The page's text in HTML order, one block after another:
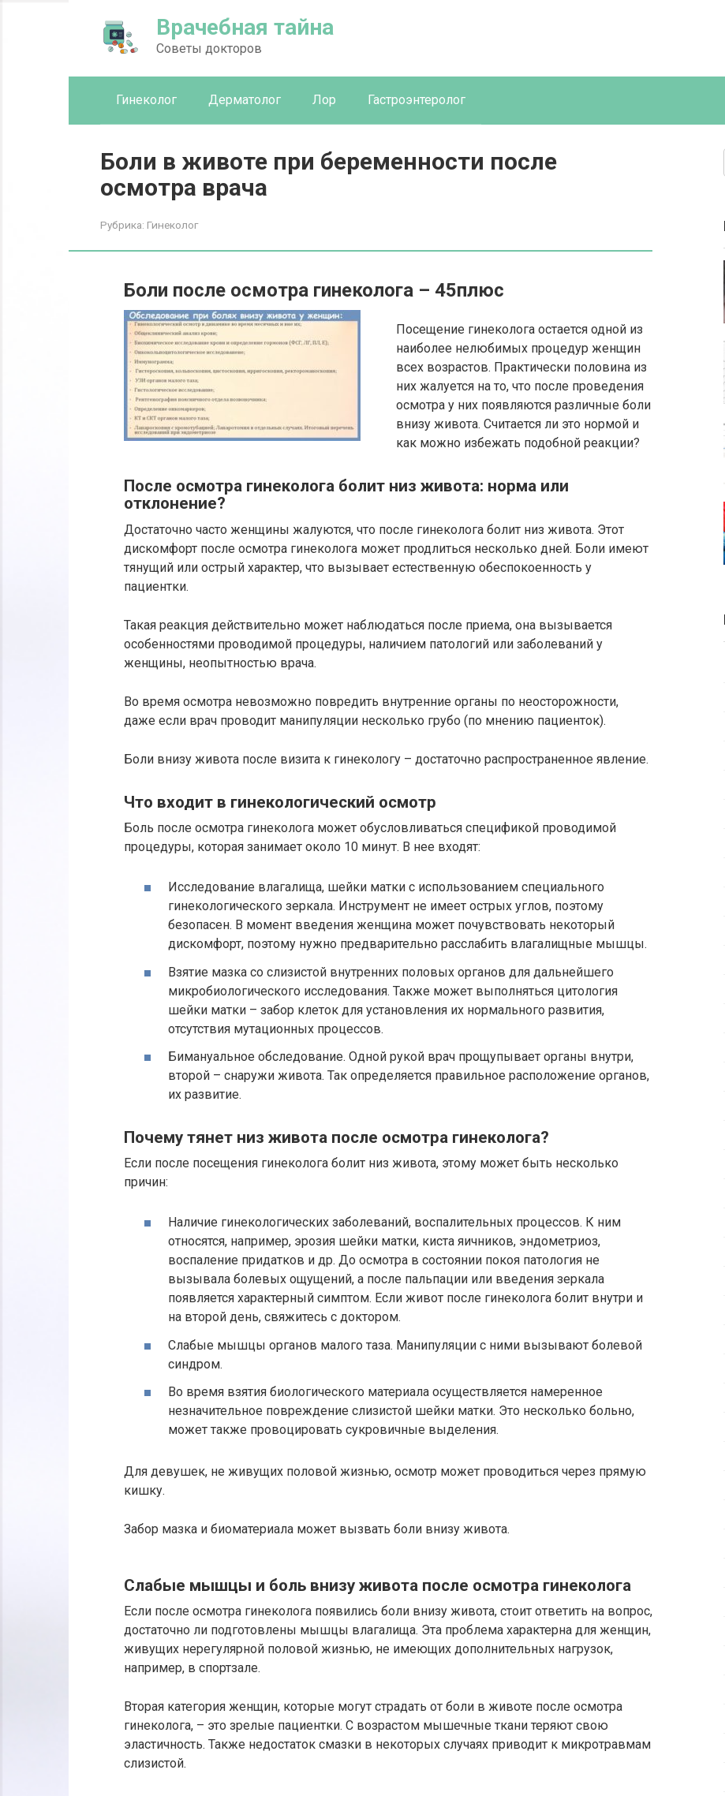
Врачебная тайна
Советы докторов
Гинеколог Дерматолог Лор Гастроэнтеролог
Боли в животе при беременности после
осмотра врача
Рубрика: Гинеколог
Боли после осмотра гинеколога – 45плюс
Посещение гинеколога остается одной из
наиболее нелюбимых процедур женщин
всех возрастов. Практически половина из
них жалуется на то, что после проведения
осмотра у них появляются различные боли
внизу живота. Считается ли это нормой и
как можно избежать подобной реакции?
После осмотра гинеколога болит низ живота: норма или
отклонение?
Достаточно часто женщины жалуются, что после гинеколога болит низ живота. Этот
дискомфорт после осмотра гинеколога может продлиться несколько дней. Боли имеют
тянущий или острый характер, что вызывает естественную обеспокоенность у
пациентки.
Такая реакция действительно может наблюдаться после приема, она вызывается
особенностями проводимой процедуры, наличием патологий или заболеваний у
женщины, неопытностью врача.
Во время осмотра невозможно повредить внутренние органы по неосторожности,
даже если врач проводит манипуляции несколько грубо (по мнению пациенток).
Боли внизу живота после визита к гинекологу – достаточно распространенное явление.
Что входит в гинекологический осмотр
Боль после осмотра гинеколога может обусловливаться спецификой проводимой
процедуры, которая занимает около 10 минут. В нее входят:
Исследование влагалища, шейки матки с использованием специального
гинекологического зеркала. Инструмент не имеет острых углов, поэтому
безопасен. В момент введения женщина может почувствовать некоторый
дискомфорт, поэтому нужно предварительно расслабить влагалищные мышцы.
Взятие мазка со слизистой внутренних половых органов для дальнейшего
микробиологического исследования. Также может выполняться цитология
шейки матки – забор клеток для установления их нормального развития,
отсутствия мутационных процессов.
Бимануальное обследование. Одной рукой врач прощупывает органы внутри,
второй – снаружи живота. Так определяется правильное расположение органов,
их развитие.
Почему тянет низ живота после осмотра гинеколога?
Если после посещения гинеколога болит низ живота, этому может быть несколько
причин:
Наличие гинекологических заболеваний, воспалительных процессов. К ним
относятся, например, эрозия шейки матки, киста яичников, эндометриоз,
воспаление придатков и др. До осмотра в состоянии покоя патология не
вызывала болевых ощущений, а после пальпации или введения зеркала
появляется характерный симптом. Если живот после гинеколога болит внутри и
на второй день, свяжитесь с доктором.
Слабые мышцы органов малого таза. Манипуляции с ними вызывают болевой
синдром.
Во время взятия биологического материала осуществляется намеренное
незначительное повреждение слизистой шейки матки. Это несколько больно,
может также провоцировать сукровичные выделения.
Для девушек, не живущих половой жизнью, осмотр может проводиться через прямую
кишку.
Забор мазка и биоматериала может вызвать боли внизу живота.
Слабые мышцы и боль внизу живота после осмотра гинеколога
Если после осмотра гинеколога появились боли внизу живота, стоит ответить на вопрос,
достаточно ли подготовлены мышцы влагалища. Эта проблема характерна для женщин,
живущих нерегулярной половой жизнью, не имеющих дополнительных нагрузок,
например, в спортзале.
Вторая категория женщин, которые могут страдать от боли в животе после осмотра
гинеколога, – это зрелые пациентки. С возрастом мышечные ткани теряют свою
эластичность. Также недостаток смазки в некоторых случаях приводит к микротравмам
слизистой.